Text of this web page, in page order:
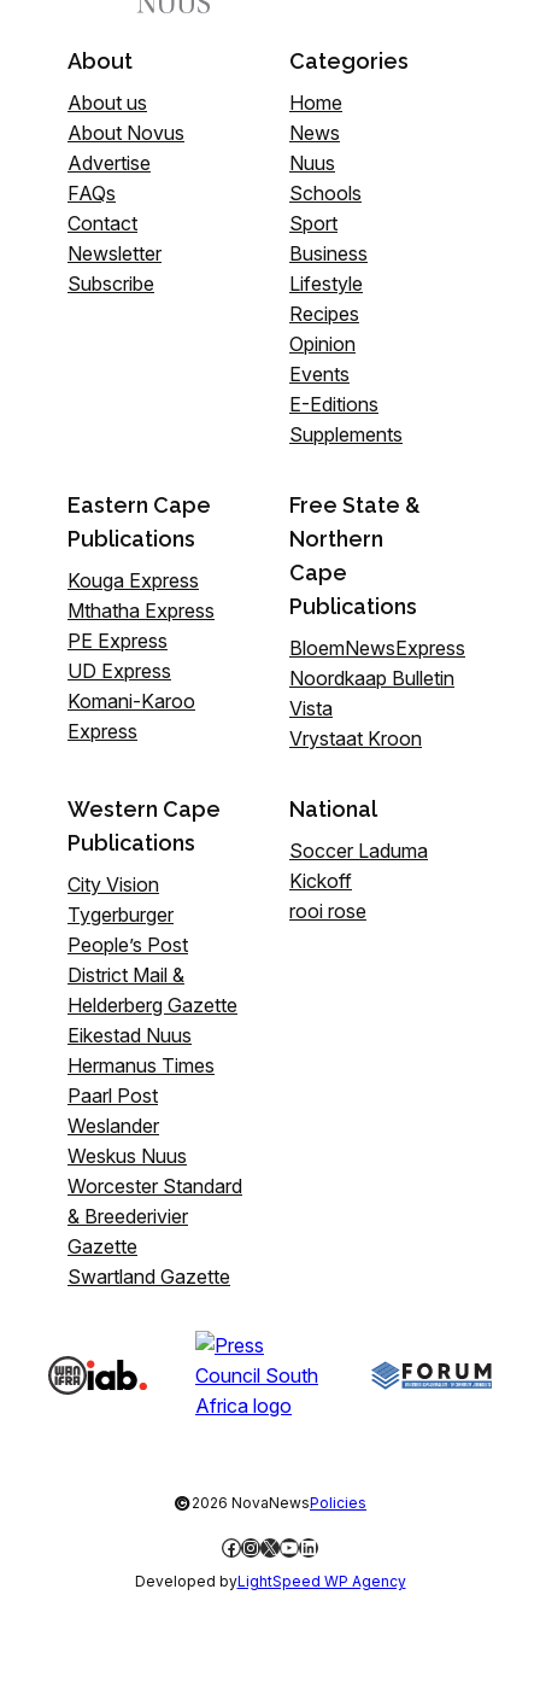
About
About us
About Novus
Advertise
FAQs
Contact
Newsletter
Subscribe
Categories
Home
News
Nuus
Schools
Sport
Business
Lifestyle
Recipes
Opinion
Events
E-Editions
Supplements
Eastern Cape
Publications
Kouga Express
Mthatha Express
PE Express
UD Express
Komani-Karoo
Express
Free State &
Northern
Cape
Publications
BloemNewsExpress
Noordkaap Bulletin
Vista
Vrystaat Kroon
Western Cape
Publications
City Vision
Tygerburger
People’s Post
District Mail &
Helderberg Gazette
Eikestad Nuus
Hermanus Times
Paarl Post
Weslander
Weskus Nuus
Worcester Standard
& Breederivier
Gazette
Swartland Gazette
National
Soccer Laduma
Kickoff
rooi rose
©2026 NovaNewsPolicies
Facebook
Instagram
X YouTube
LinkedIn
Developed byLightSpeed WP Agency